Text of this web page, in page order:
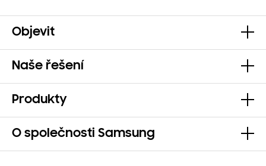
Objevit
Naše řešení
Produkty
O společnosti Samsung